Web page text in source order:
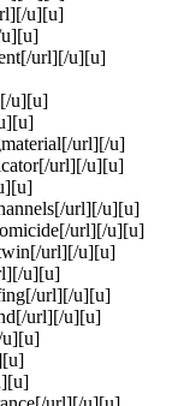
u][u]
url][/u][u]
u][u]
url][/u]
url][/u][u]
url][/u][u]
url][/u][u]
url][/u][u]
u][u]
url][/u][u]
url][/u][u]
u][u]